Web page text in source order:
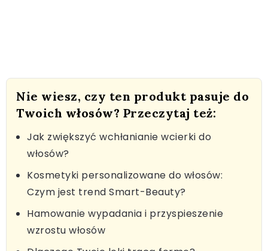
Nie wiesz, czy ten produkt pasuje do
Twoich włosów? Przeczytaj też:
Jak zwiększyć wchłanianie wcierki do
włosów?
Kosmetyki personalizowane do włosów:
Czym jest trend Smart-Beauty?
Hamowanie wypadania i przyspieszenie
wzrostu włosów